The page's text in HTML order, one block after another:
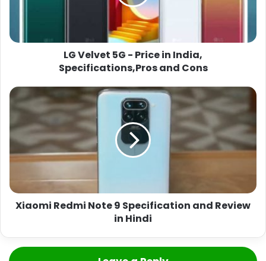
LG Velvet 5G - Price in India,
Specifications,Pros and Cons
Xiaomi Redmi Note 9 Specification and Review
in Hindi